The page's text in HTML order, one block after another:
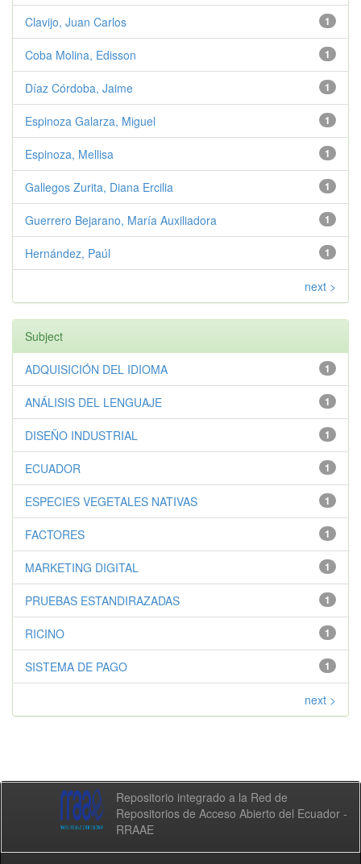
1
Clavijo, Juan Carlos
1
Coba Molina, Edisson
1
Díaz Córdoba, Jaime
1
Espinoza Galarza, Miguel
1
Espinoza, Mellisa
1
Gallegos Zurita, Diana Ercilia
1
Guerrero Bejarano, María Auxiliadora
1
Hernández, Paúl
next >
Subject
1
ADQUISICIÓN DEL IDIOMA
1
ANÁLISIS DEL LENGUAJE
1
DISEÑO INDUSTRIAL
1
ECUADOR
1
ESPECIES VEGETALES NATIVAS
1
FACTORES
1
MARKETING DIGITAL
1
PRUEBAS ESTANDIRAZADAS
1
RICINO
1
SISTEMA DE PAGO
next >
Repositorio integrado a la Red de
Repositorios de Acceso Abierto del Ecuador -
RRAAE